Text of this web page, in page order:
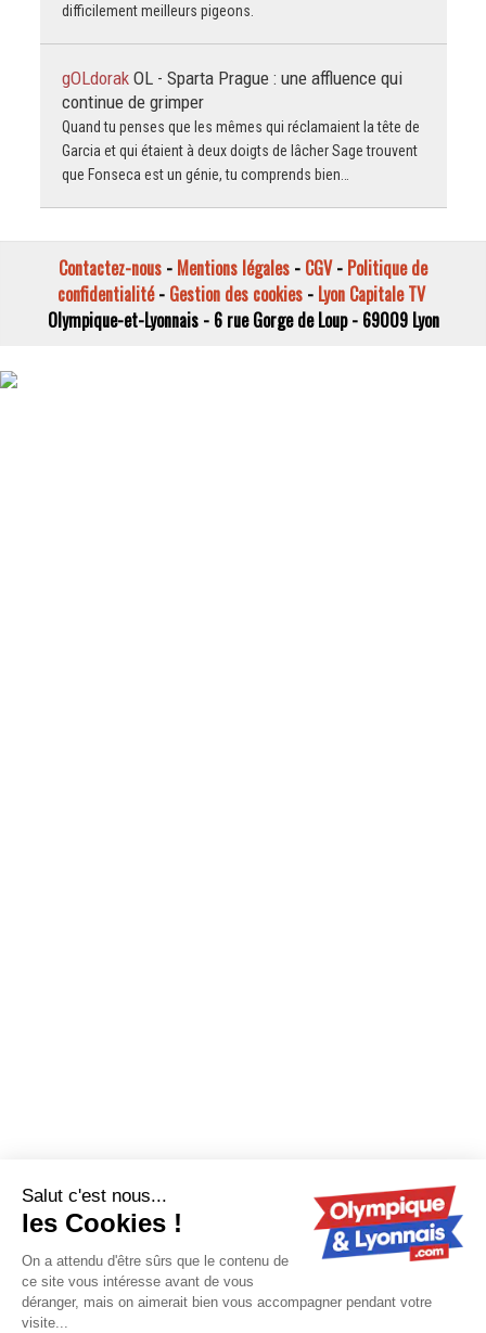
difficilement meilleurs pigeons.
gOLdorak OL - Sparta Prague : une affluence qui
continue de grimper
Quand tu penses que les mêmes qui réclamaient la tête de
Garcia et qui étaient à deux doigts de lâcher Sage trouvent
que Fonseca est un génie, tu comprends bien…
Contactez-nous - Mentions légales - CGV- Politique de
confidentialité- Gestion des cookies- Lyon Capitale TV
Olympique-et-Lyonnais - 6 rue Gorge de Loup - 69009 Lyon